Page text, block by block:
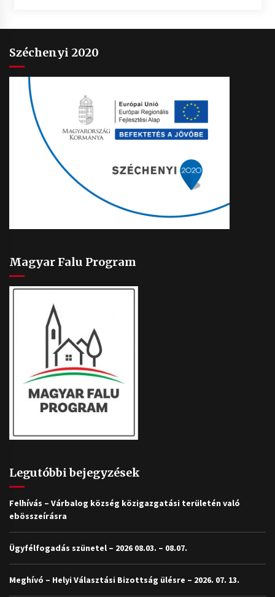
Széchenyi 2020
Magyar Falu Program
Legutóbbi bejegyzések
Felhívás – Várbalog község közigazgatási területén való
ebösszeírásra
Ügyfélfogadás szünetel – 2026 08.03. – 08.07.
Meghívó – Helyi Választási Bizottság ülésre – 2026. 07. 13.